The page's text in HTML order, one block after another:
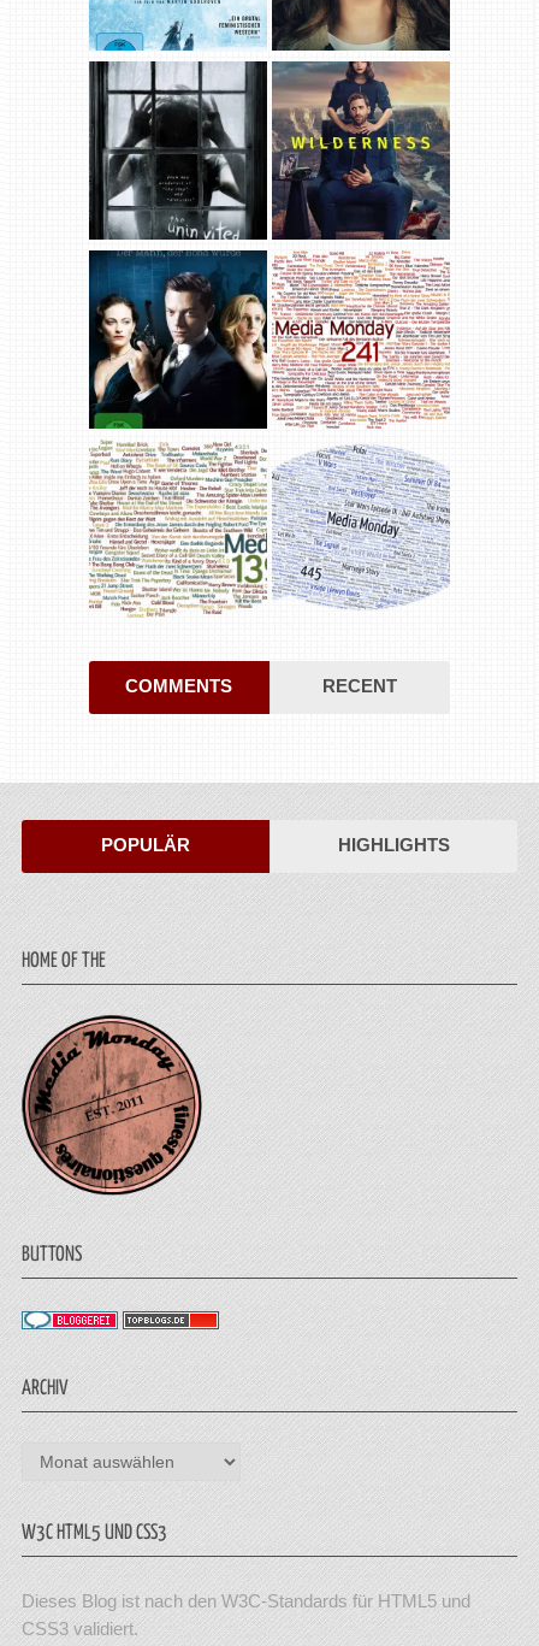
COMMENTS RECENT
POPULÄR HIGHLIGHTS
HOME OF THE
BUTTONS
ARCHIV
Archiv
W3C HTML5 UND CSS3
Dieses Blog ist nach den W3C-Standards für HTML5 und
CSS3 validiert.